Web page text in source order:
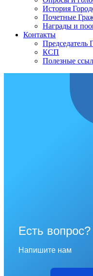
История
Почетные
Награды и
Контакты
Председатель
КСП
Полезные
Есть вопрос?
Напишите нам